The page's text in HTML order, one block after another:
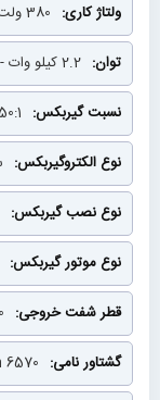
380 ولت سه فاز
2.2 کیلو وات - 3 اسب
6570 Kg.cm